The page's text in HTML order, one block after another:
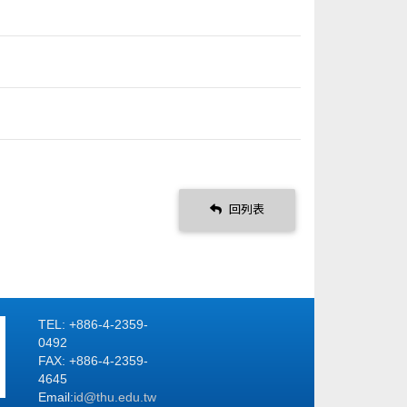
回列表
TEL: +886-4-2359-
0492
FAX: +886-4-2359-
4645
Email:id @thu.edu.tw